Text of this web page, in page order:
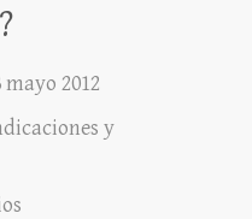
mayo 2012
y